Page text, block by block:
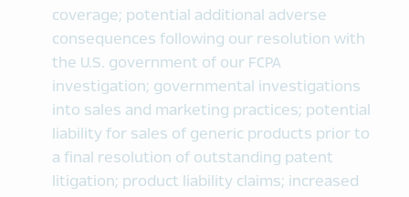
coverage; potential additional adverse
consequences following our resolution with
the U.S. government of our FCPA
investigation; governmental investigations
into sales and marketing practices; potential
liability for sales of generic products prior to
a final resolution of outstanding patent
litigation; product liability claims; increased